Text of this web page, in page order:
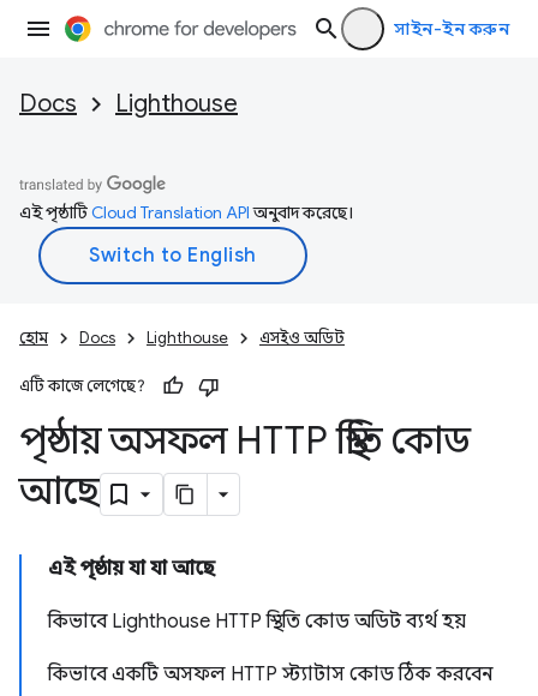
সাইন-ইন করুন
Docs Lighthouse
এই পৃষ্ঠাটিCloud Translation APIঅনুবাদ করেছে।
হোম Docs Lighthouse এসইও অডিট
এটি কাজে লেগেছে?
পৃষ্ঠায় অসফল HTTP স্থিতি কোড
আছে
এই পৃষ্ঠায় যা যা আছে
কিভাবে Lighthouse HTTP স্থিতি কোড অডিট ব্যর্থ হয়
কিভাবে একটি অসফল HTTP স্ট্যাটাস কোড ঠিক করবেন